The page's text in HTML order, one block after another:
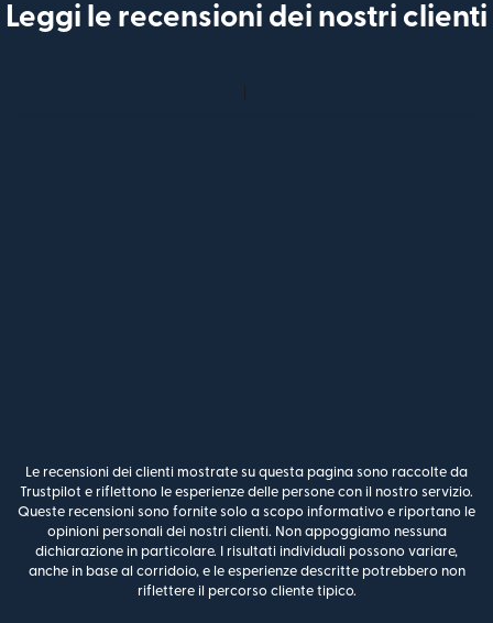
Leggi le recensioni dei nostri clienti
Le recensioni dei clienti mostrate su questa pagina sono raccolte da
Trustpilot e riflettono le esperienze delle persone con il nostro servizio.
Queste recensioni sono fornite solo a scopo informativo e riportano le
opinioni personali dei nostri clienti. Non appoggiamo nessuna
dichiarazione in particolare. I risultati individuali possono variare,
anche in base al corridoio, e le esperienze descritte potrebbero non
riflettere il percorso cliente tipico.